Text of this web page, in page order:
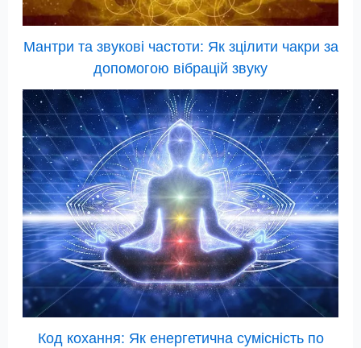
Мантри та звукові частоти: Як зцілити чакри за
допомогою вібрацій звуку
Код кохання: Як енергетична сумісність по